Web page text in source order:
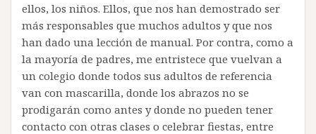
ellos, los niños. Ellos, que nos han demostrado ser
más responsables que muchos adultos y que nos
han dado una lección de manual. Por contra, como a
la mayoría de padres, me entristece que vuelvan a
un colegio donde todos sus adultos de referencia
van con mascarilla, donde los abrazos no se
prodigarán como antes y donde no pueden tener
contacto con otras clases o celebrar fiestas, entre